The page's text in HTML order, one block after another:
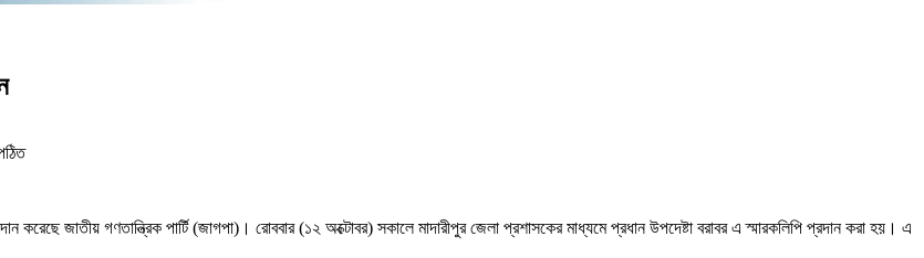
করেছে জাতীয় গণতান্ত্রিক পার্টি (জাগপা)। রোববার (১২ অক্টোবর) সকালে মাদারীপুর জেলা প্রশাসকের মাধ্যমে প্রধান উপদেষ্টা বরাবর এ স্মারকলিপি প্রদান করা হয়। এ